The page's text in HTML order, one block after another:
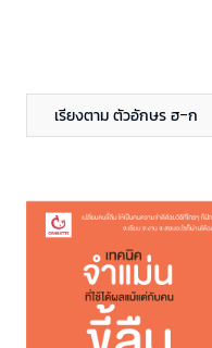
เรียงตาม ตัวอักษร ฮ-ก